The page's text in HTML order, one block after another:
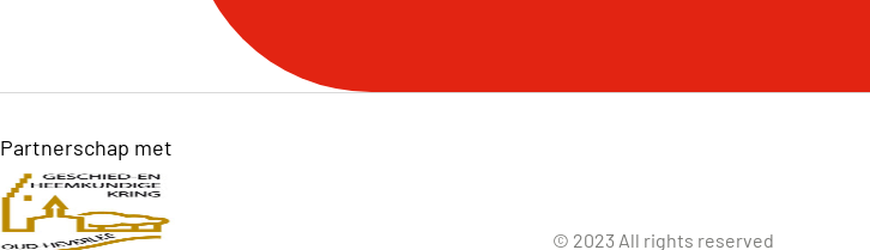
Partnerschap met
© 2023 All rights reserved